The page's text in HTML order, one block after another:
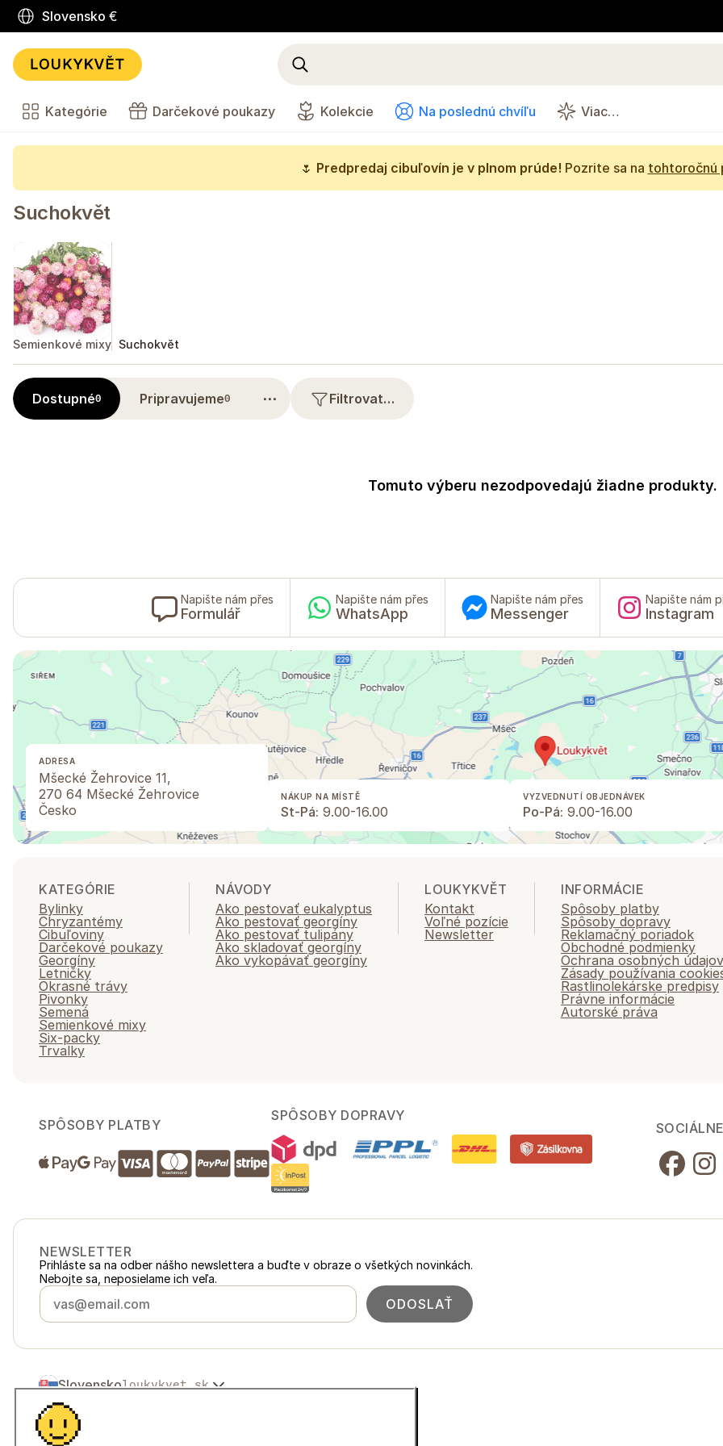
Slovensko €
Kategórie Darčekové poukazy Kolekcie Na poslednú chvíľu Viac…
🌷 Predpredaj cibuľovín je v plnom prúde! Pozrite sa na tohtoročnú
Suchokvět
Semienkové mixy Suchokvět
Dostupné0 Pripravujeme0 ⋯ Filtrovat…
Tomuto výberu nezodpovedajú žiadne produkty.
Napište nám přes
Formulář
Napište nám přes
WhatsApp
Napište nám přes
Messenger
Napište nám
Instagram
ADRESA
Mšecké Žehrovice 11,
270 64 Mšecké Žehrovice
Česko
NÁKUP NA MÍSTĚ
St-Pá: 9.00-16.00
VYZVEDNUTÍ OBJEDNÁVEK
Po-Pá: 9.00-16.00
KATEGÓRIE
Bylinky
Chryzantémy
Cibuľoviny
Darčekové poukazy
Georgíny
Letničky
Okrasné trávy
Pivonky
Semená
Semienkové mixy
Six-packy
Trvalky
NÁVODY
Ako pestovať eukalyptus
Ako pestovať georgíny
Ako pestovať tulipány
Ako skladovať georgíny
Ako vykopávať georgíny
LOUKYKVĚT
Kontakt
Voľné pozície
Newsletter
INFORMÁCIE
Spôsoby platby
Spôsoby dopravy
Reklamačný poriadok
Obchodné podmienky
Ochrana osobných údajov
Zásady používania
Rastlinolekárske predpisy
Právne informácie
Autorské práva
SPÔSOBY PLATBY
SPÔSOBY DOPRAVY
NEWSLETTER
Prihláste sa na odber nášho newslettera a buďte v obraze o všetkých novinkách.
Nebojte sa, neposielame ich veľa.
ODOSLAŤ
Slovenskoloukykvet.sk
Česko
Polska loukykvet.pl
Österreich
© 2016 →